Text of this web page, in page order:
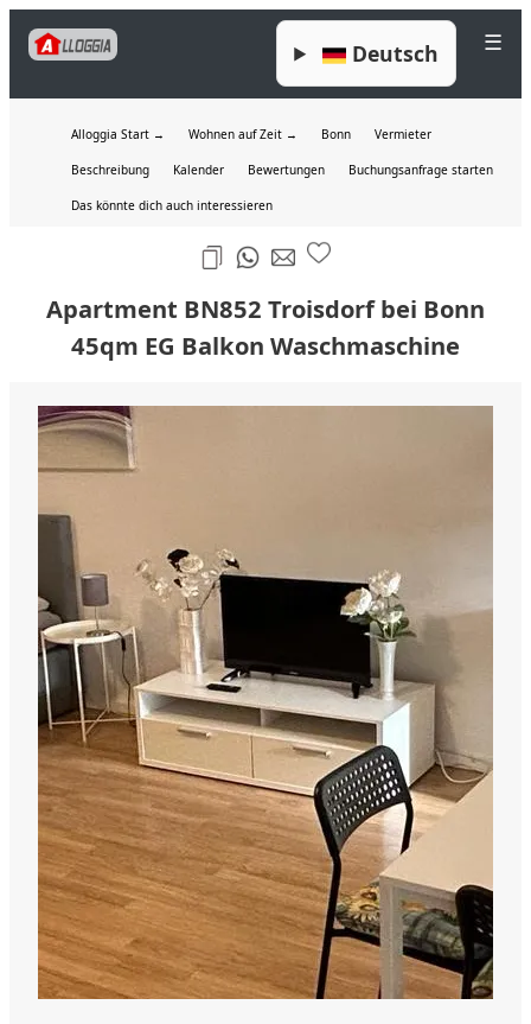
☰
Deutsch
Alloggia Start → Wohnen auf Zeit → Bonn Vermieter
Beschreibung Kalender Bewertungen Buchungsanfrage starten
Das könnte dich auch interessieren
Apartment BN852 Troisdorf bei Bonn
45qm EG Balkon Waschmaschine